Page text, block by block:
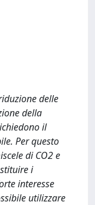
delle
della
il
Per questo
di CO2 e
i
interesse
utilizzare